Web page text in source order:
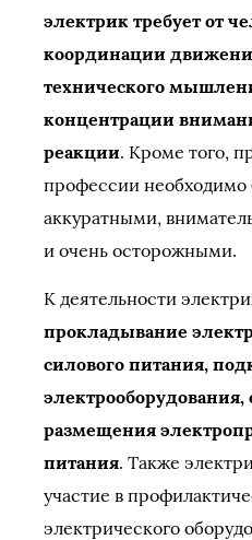
электрик требует от
координации
технического
концентрации
реакции. Кроме того,
профессии необходимо
аккуратными,
и очень осторожными.
К деятельности
прокладывание
силового питания,
электрооборудования,
размещения
питания. Также
участие в
электрического